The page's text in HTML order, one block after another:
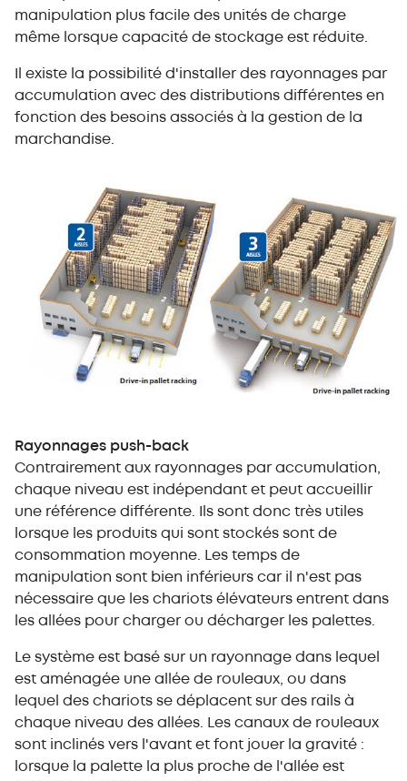
manipulation plus facile des unités de charge
même lorsque capacité de stockage est réduite.
Il existe la possibilité d'installer des rayonnages par
accumulation avec des distributions différentes en
fonction des besoins associés à la gestion de la
marchandise.
Rayonnages push-back
Contrairement aux rayonnages par accumulation,
chaque niveau est indépendant et peut accueillir
une référence différente. Ils sont donc très utiles
lorsque les produits qui sont stockés sont de
consommation moyenne. Les temps de
manipulation sont bien inférieurs car il n'est pas
nécessaire que les chariots élévateurs entrent dans
les allées pour charger ou décharger les palettes.
Le système est basé sur un rayonnage dans lequel
est aménagée une allée de rouleaux, ou dans
lequel des chariots se déplacent sur des rails à
chaque niveau des allées. Les canaux de rouleaux
sont inclinés vers l'avant et font jouer la gravité :
lorsque la palette la plus proche de l'allée est